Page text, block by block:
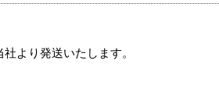
より発送いたします。